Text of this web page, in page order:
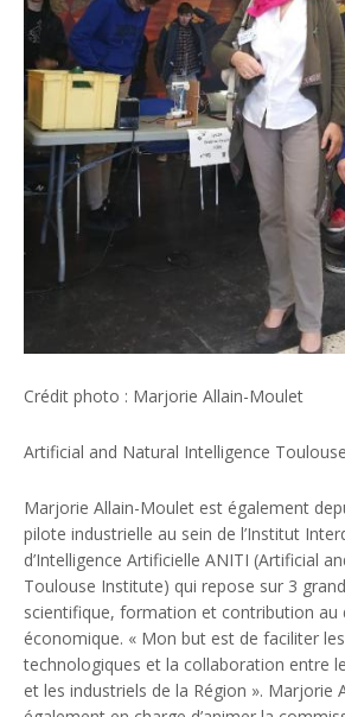
Crédit photo : Marjorie Allain-Moulet
Artificial and Natural Intelligence
Marjorie Allain-Moulet est également
pilote industrielle au sein de l’Institut
d’Intelligence Artificielle ANITI (Artificial
Toulouse Institute) qui repose sur 3
scientifique, formation et contribution au
économique. « Mon but est de faciliter
technologiques et la collaboration entre
et les industriels de la Région ». Marjorie